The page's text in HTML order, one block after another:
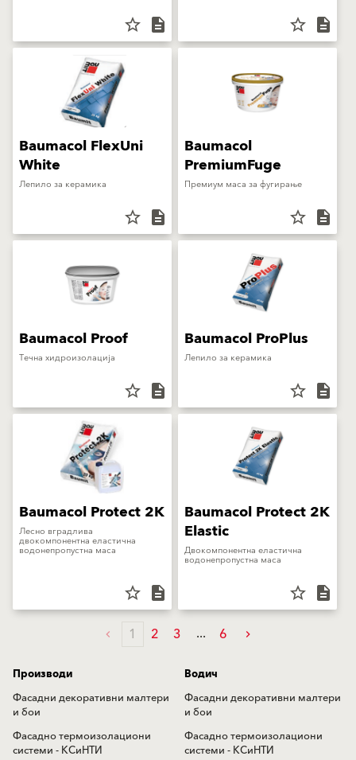
star_border description star_border description
Baumacol FlexUni
White
Лепило за керамика
star_border description
Baumacol
PremiumFuge
Премиум маса за фугирање
star_border description
Baumacol Proof
Течна хидроизолација
star_border description
Baumacol ProPlus
Лепило за керамика
star_border description
Baumacol Protect 2K
Лесно вградлива
двокомпонентна еластична
водонепропустна маса
star_border description
Baumacol Protect 2K
Elastic
Двокомпонентна еластична
водонепропустна маса
star_border description
1 2 3 6
Производи
Фасадни декоративни малтери
и бои
Фасадно термоизолациони
системи - КСиНТИ
Водич
Фасадни декоративни малтери
и бои
Фасадно термоизолациони
системи - КСиНТИ